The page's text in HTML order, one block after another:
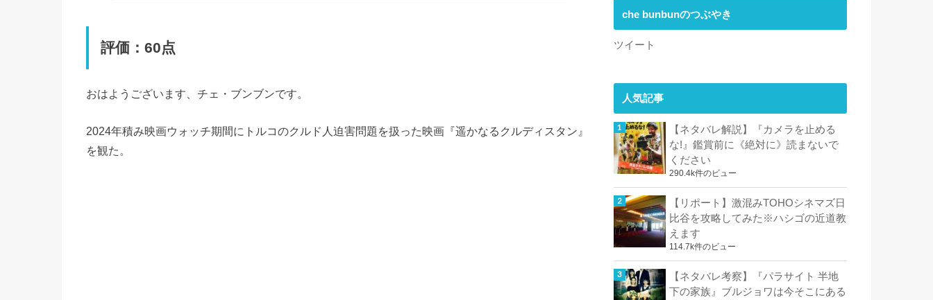
評価：60点
おはようございます、チェ・ブンブンです。
2024年積み映画ウォッチ期間にトルコのクルド人迫害問題を扱った映画『遥かなるクルディスタン』
を観た。
che bunbunのつぶやき
ツイート
人気記事
【ネタバレ解説】『カメラを止める
な!』鑑賞前に《絶対に》読まないで
ください
290.4k件のビュー
【リポート】激混みTOHOシネマズ日
比谷を攻略してみた※ハシゴの近道教
えます
114.7k件のビュー
【ネタバレ考察】『パラサイト 半地
下の家族』ブルジョワは今そこにある